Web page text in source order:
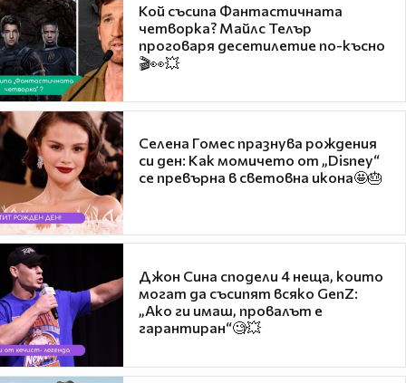
Кой съсипа Фантастичната
четворка? Майлс Телър
проговаря десетилетие по-късно
🎬👀💥
Селена Гомес празнува рождения
си ден: Как момичето от „Disney“
се превърна в световна икона🤩🎂
Джон Сина сподели 4 неща, които
могат да съсипят всяко GenZ:
„Ако ги имаш, провалът е
гарантиран“🧐💥